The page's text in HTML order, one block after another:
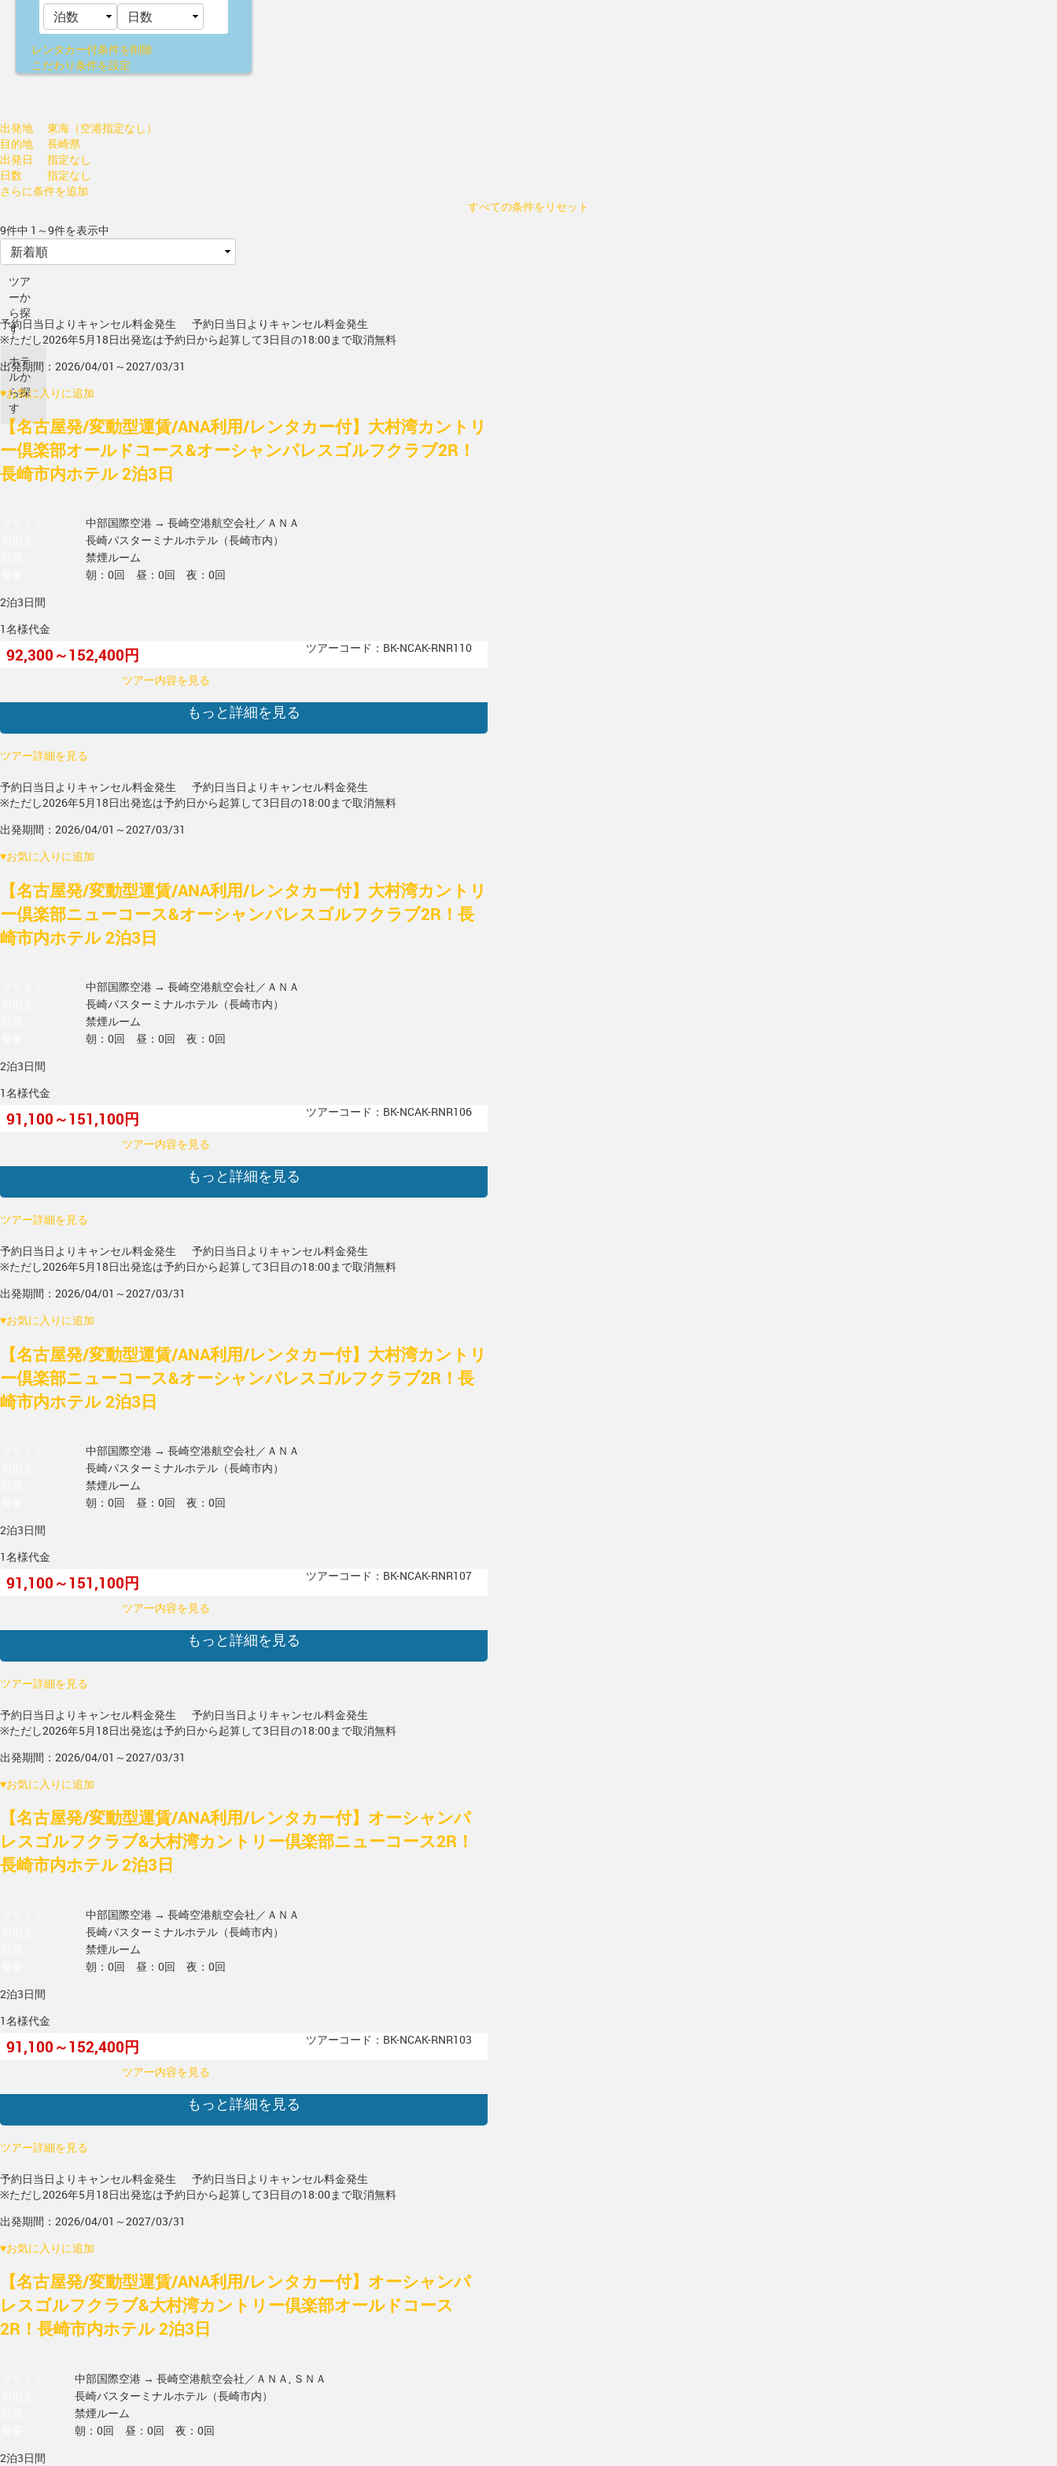
レンタカー付条件を削除
こだわり条件を設定
出発地
東海（空港指定なし）
目的地
長崎県
出発日
指定なし
日数
指定なし
さらに条件を追加
すべての条件をリセット
9件中 1～9件を表示中
ツア
ーか
ら探
す
ホテ
ルか
ら探
す
予約日当日よりキャンセル料金発生
予約日当日よりキャンセル料金発生
※ただし2026年5月18日出発迄は予約日から起算して3日目の18:00まで取消無料
出発期間：2026/04/01～2027/03/31
♥お気に入りに追加
【名古屋発/変動型運賃/ANA利用/レンタカー付】大村湾カントリ
ー倶楽部オールドコース&オーシャンパレスゴルフクラブ2R！
長崎市内ホテル 2泊3日
中部国際空港 → 長崎空港航空会社／ＡＮＡ
長崎バスターミナルホテル（長崎市内）
禁煙ルーム
朝：0回 昼：0回 夜：0回
2泊3日間
1名様代金
92,300～152,400円 ツアーコード：BK-NCAK-RNR110
ツアー内容を見る
もっと詳細を見る
ツアー詳細を見る
予約日当日よりキャンセル料金発生
予約日当日よりキャンセル料金発生
※ただし2026年5月18日出発迄は予約日から起算して3日目の18:00まで取消無料
出発期間：2026/04/01～2027/03/31
♥お気に入りに追加
【名古屋発/変動型運賃/ANA利用/レンタカー付】大村湾カントリ
ー倶楽部ニューコース&オーシャンパレスゴルフクラブ2R！長
崎市内ホテル 2泊3日
中部国際空港 → 長崎空港航空会社／ＡＮＡ
長崎バスターミナルホテル（長崎市内）
禁煙ルーム
朝：0回 昼：0回 夜：0回
2泊3日間
1名様代金
91,100～151,100円 ツアーコード：BK-NCAK-RNR106
ツアー内容を見る
もっと詳細を見る
ツアー詳細を見る
予約日当日よりキャンセル料金発生
予約日当日よりキャンセル料金発生
※ただし2026年5月18日出発迄は予約日から起算して3日目の18:00まで取消無料
出発期間：2026/04/01～2027/03/31
♥お気に入りに追加
【名古屋発/変動型運賃/ANA利用/レンタカー付】大村湾カントリ
ー倶楽部ニューコース&オーシャンパレスゴルフクラブ2R！長
崎市内ホテル 2泊3日
中部国際空港 → 長崎空港航空会社／ＡＮＡ
長崎バスターミナルホテル（長崎市内）
禁煙ルーム
朝：0回 昼：0回 夜：0回
2泊3日間
1名様代金
91,100～151,100円 ツアーコード：BK-NCAK-RNR107
ツアー内容を見る
もっと詳細を見る
ツアー詳細を見る
予約日当日よりキャンセル料金発生
予約日当日よりキャンセル料金発生
※ただし2026年5月18日出発迄は予約日から起算して3日目の18:00まで取消無料
出発期間：2026/04/01～2027/03/31
♥お気に入りに追加
【名古屋発/変動型運賃/ANA利用/レンタカー付】オーシャンパ
レスゴルフクラブ&大村湾カントリー倶楽部ニューコース2R！
長崎市内ホテル 2泊3日
中部国際空港 → 長崎空港航空会社／ＡＮＡ
長崎バスターミナルホテル（長崎市内）
禁煙ルーム
朝：0回 昼：0回 夜：0回
2泊3日間
1名様代金
91,100～152,400円 ツアーコード：BK-NCAK-RNR103
ツアー内容を見る
もっと詳細を見る
ツアー詳細を見る
予約日当日よりキャンセル料金発生
予約日当日よりキャンセル料金発生
※ただし2026年5月18日出発迄は予約日から起算して3日目の18:00まで取消無料
出発期間：2026/04/01～2027/03/31
♥お気に入りに追加
【名古屋発/変動型運賃/ANA利用/レンタカー付】オーシャンパ
レスゴルフクラブ&大村湾カントリー倶楽部オールドコース
2R！長崎市内ホテル 2泊3日
中部国際空港 → 長崎空港航空会社／ＡＮＡ, ＳＮＡ
長崎バスターミナルホテル（長崎市内）
禁煙ルーム
朝：0回 昼：0回 夜：0回
2泊3日間